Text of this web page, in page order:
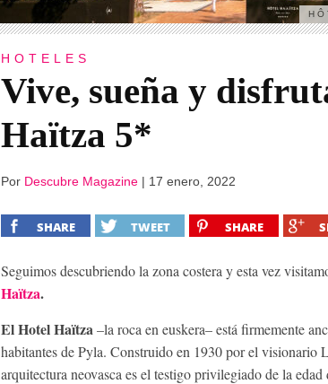
HOTELES
Vive, sueña y
Haïtza 5*
Por Descubre Magazine | 17 enero, 2022
SHARE TWEET SHARE
Seguimos descubriendo la zona costera y esta vez
Haïtza.
El Hotel Haïtza–la roca en euskera– está firmemente
habitantes de Pyla. Construido en 1930 por el visionario
arquitectura neovasca es el testigo privilegiado de la